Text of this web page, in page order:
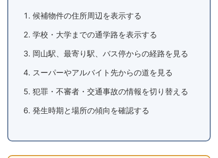
候補物件の住所周辺を表示する
学校・大学までの通学路を表示する
岡山駅、最寄り駅、バス停からの経路を見る
スーパーやアルバイト先からの道を見る
犯罪・不審者・交通事故の情報を切り替える
発生時期と場所の傾向を確認する